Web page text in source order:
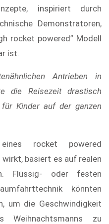
inspiriert durch
Demonstratoren,
rocket powered” Modell
ist.
Antrieben in
die Reisezeit drastisch
Kinder auf der ganzen
rocket powered
basiert es auf realen
Flüssig- oder festen
könnten
um die Geschwindigkeit
zu